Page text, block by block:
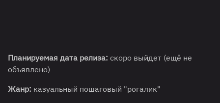
Планируемая дата релиза: скоро выйдет (ещё не
объявлено)
Жанр: казуальный пошаговый "рогалик"